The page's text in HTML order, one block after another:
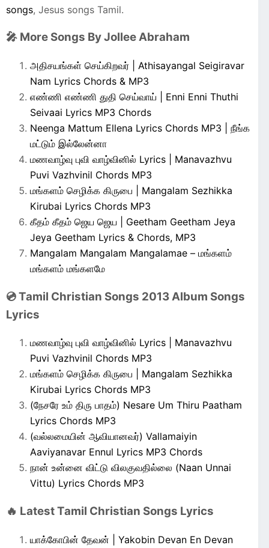
songs, Jesus songs Tamil.
🎤 More Songs By Jollee Abraham
அதிசயங்கள் செய்கிறவர் | Athisayangal Seigiravar
Nam Lyrics Chords & MP3
எண்ணி எண்ணி துதி செய்வாய் | Enni Enni Thuthi
Seivaai Lyrics MP3 Chords
Neenga Mattum Ellena Lyrics Chords MP3 | நீங்க
மட்டும் இல்லேன்னா
மணவாழ்வு புவி வாழ்வினில் Lyrics | Manavazhvu
Puvi Vazhvinil Chords MP3
மங்களம் செழிக்க கிருபை | Mangalam Sezhikka
Kirubai Lyrics Chords MP3
கீதம் கீதம் ஜெய ஜெய | Geetham Geetham Jeya
Jeya Geetham Lyrics & Chords, MP3
Mangalam Mangalam Mangalamae – மங்களம்
மங்களம் மங்களமே
💿 Tamil Christian Songs 2013 Album Songs
Lyrics
மணவாழ்வு புவி வாழ்வினில் Lyrics | Manavazhvu
Puvi Vazhvinil Chords MP3
மங்களம் செழிக்க கிருபை | Mangalam Sezhikka
Kirubai Lyrics Chords MP3
(நேசரே உம் திரு பாதம்) Nesare Um Thiru Paatham
Lyrics Chords MP3
(வல்லமையின் ஆவியானவர்) Vallamaiyin
Aaviyanavar Ennul Lyrics MP3 Chords
நான் உன்னை விட்டு விலகுவதில்லை (Naan Unnai
Vittu) Lyrics Chords MP3
🔥 Latest Tamil Christian Songs Lyrics
யாக்கோபின் தேவன் | Yakobin Devan En Devan